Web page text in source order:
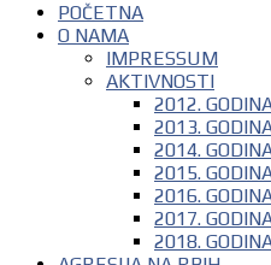
POČETNA
O NAMA
IMPRESSUM
AKTIVNOSTI
2012.
2013.
2014.
2015.
2016.
2017.
2018.